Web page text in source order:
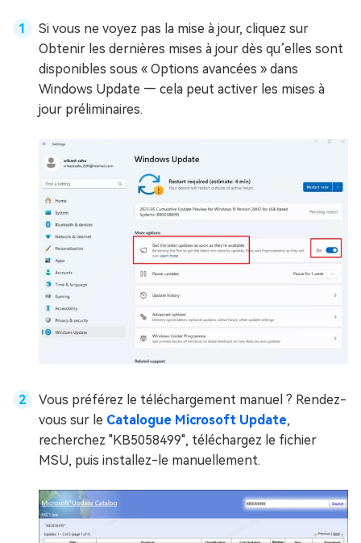
Si vous ne voyez pas la mise à jour, cliquez sur
Obtenir les dernières mises à jour dès qu’elles sont
disponibles sous « Options avancées » dans
Windows Update — cela peut activer les mises à
jour préliminaires.
Vous préférez le téléchargement manuel ? Rendez-
vous sur le Catalogue Microsoft Update,
recherchez "KB5058499", téléchargez le fichier
MSU, puis installez-le manuellement.